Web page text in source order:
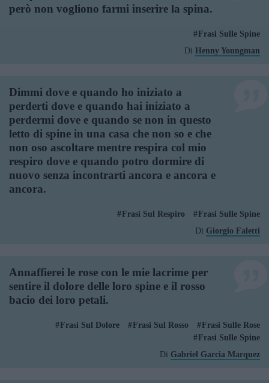
però non vogliono farmi inserire la spina.
Frasi Sulle Spine
Di Henny Youngman
Dimmi dove e quando ho iniziato a
perderti dove e quando hai iniziato a
perdermi dove e quando se non in questo
letto di spine in una casa che non so e che
non oso ascoltare mentre respira col mio
respiro dove e quando potro dormire di
nuovo senza incontrarti ancora e ancora e
ancora.
Frasi Sul Respiro
Frasi Sulle Spine
Di Giorgio Faletti
Annaffierei le rose con le mie lacrime per
sentire il dolore delle loro spine e il rosso
bacio dei loro petali.
Frasi Sul Dolore Frasi Sul Rosso
Frasi Sulle Rose
Frasi Sulle Spine
Di Gabriel Garcia Marquez